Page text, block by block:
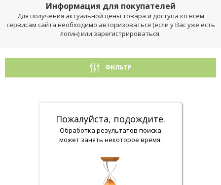
Информация для покупателей
Для получения актуальной цены товара и доступа ко всем
сервисам сайта необходимо авторизоваться (если у Вас уже есть
логин) или зарегистрироваться.
ФИЛЬТР
Пожалуйста, подождите.
Обработка результатов поиска
может занять некоторое время.